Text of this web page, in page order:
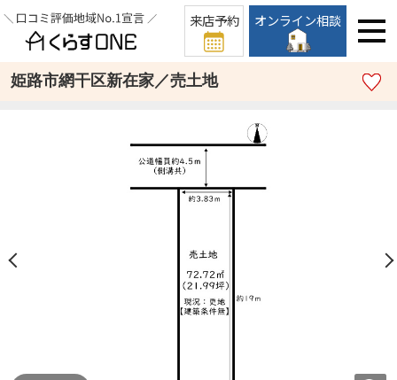
来店予約 オンライン相談
姫路市網干区新在家／売土地